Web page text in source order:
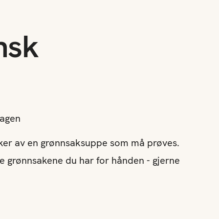
av en grønnsaksuppe som må prøves.
du har for hånden - gjerne